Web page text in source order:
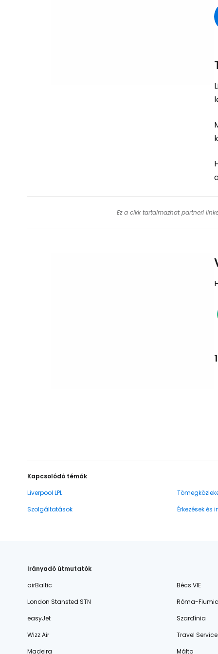
Ez a cikk tartalmazhat partneri
Kapcsolódó témák
Liverpool LPL
Szolgáltatások
Érkezések és
Irányadó útmutatók
airBaltic
Bécs VIE
London Stansted STN
Róma-
easyJet
Szardínia
Wizz Air
Travel Service
Madeira
Málta